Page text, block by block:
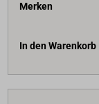
Merken
In den Warenkorb